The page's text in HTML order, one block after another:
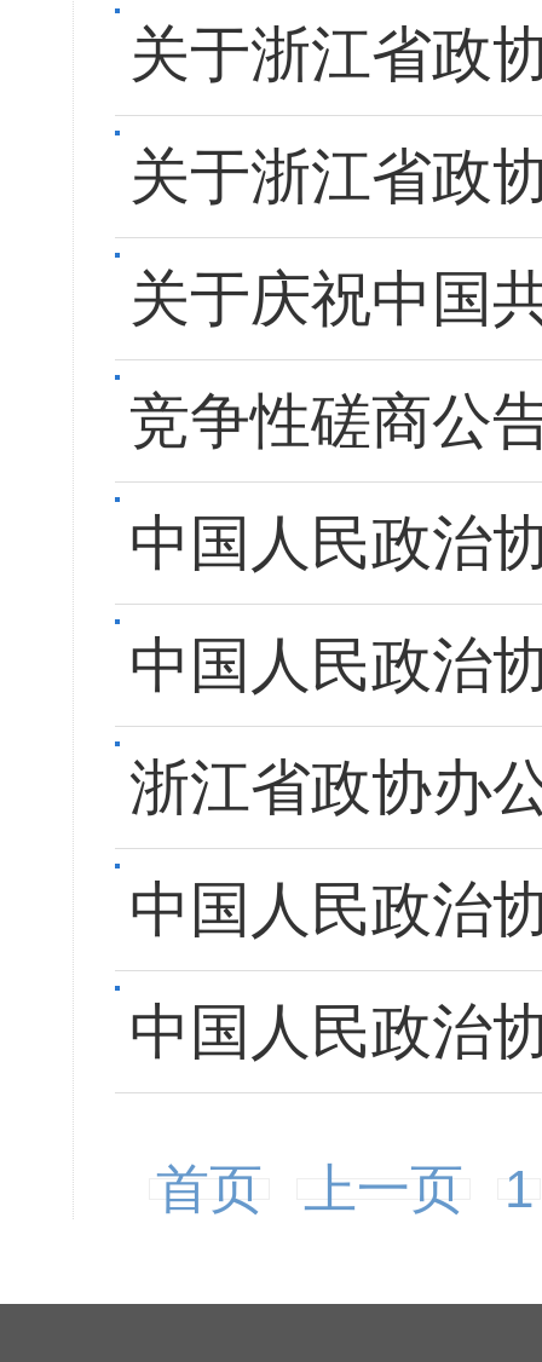
关于浙江省政
关于浙江省政
关于庆祝中国
竞争性磋商公
中国人民政治
中国人民政治
浙江省政协办
中国人民政治
中国人民政治
首页 上一页 1